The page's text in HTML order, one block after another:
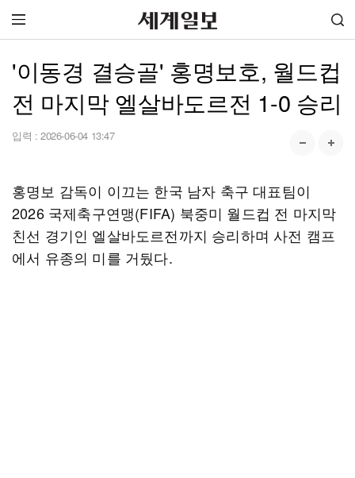
'이동경 결승골' 홍명보호, 월드컵
전 마지막 엘살바도르전 1-0 승리
입력 : 2026-06-04 13:47
홍명보 감독이 이끄는 한국 남자 축구 대표팀이
2026 국제축구연맹(FIFA) 북중미 월드컵 전 마지막
친선 경기인 엘살바도르전까지 승리하며 사전 캠프
에서 유종의 미를 거뒀다.